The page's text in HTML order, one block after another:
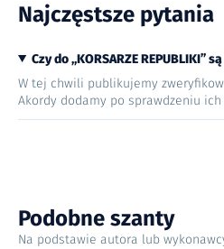
Najczęstsze pytania
Czy do „KORSARZE REPUBLIKI”
W tej chwili publikujemy
Akordy dodamy po sprawdzeniu
Podobne szanty
Na podstawie autora lub